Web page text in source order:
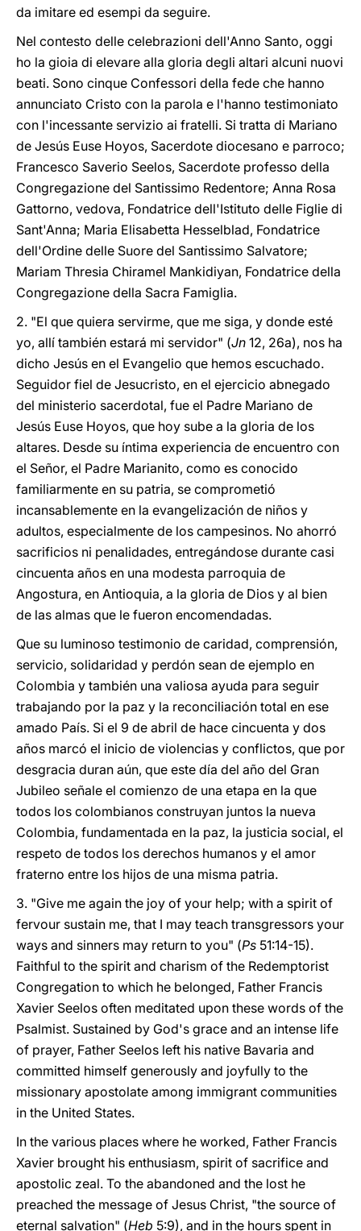
da imitare ed esempi da seguire.
Nel contesto delle celebrazioni dell'Anno Santo, oggi
ho la gioia di elevare alla gloria degli altari alcuni nuovi
beati. Sono cinque Confessori della fede che hanno
annunciato Cristo con la parola e l'hanno testimoniato
con l'incessante servizio ai fratelli. Si tratta di Mariano
de Jesús Euse Hoyos, Sacerdote diocesano e parroco;
Francesco Saverio Seelos, Sacerdote professo della
Congregazione del Santissimo Redentore; Anna Rosa
Gattorno, vedova, Fondatrice dell'Istituto delle Figlie di
Sant'Anna; Maria Elisabetta Hesselblad, Fondatrice
dell'Ordine delle Suore del Santissimo Salvatore;
Mariam Thresia Chiramel Mankidiyan, Fondatrice della
Congregazione della Sacra Famiglia.
2. "El que quiera servirme, que me siga, y donde esté
yo, allí también estará mi servidor" (Jn 12, 26a), nos ha
dicho Jesús en el Evangelio que hemos escuchado.
Seguidor fiel de Jesucristo, en el ejercicio abnegado
del ministerio sacerdotal, fue el Padre Mariano de
Jesús Euse Hoyos, que hoy sube a la gloria de los
altares. Desde su íntima experiencia de encuentro con
el Señor, el Padre Marianito, como es conocido
familiarmente en su patria, se comprometió
incansablemente en la evangelización de niños y
adultos, especialmente de los campesinos. No ahorró
sacrificios ni penalidades, entregándose durante casi
cincuenta años en una modesta parroquia de
Angostura, en Antioquia, a la gloria de Dios y al bien
de las almas que le fueron encomendadas.
Que su luminoso testimonio de caridad, comprensión,
servicio, solidaridad y perdón sean de ejemplo en
Colombia y también una valiosa ayuda para seguir
trabajando por la paz y la reconciliación total en ese
amado País. Si el 9 de abril de hace cincuenta y dos
años marcó el inicio de violencias y conflictos, que por
desgracia duran aún, que este día del año del Gran
Jubileo señale el comienzo de una etapa en la que
todos los colombianos construyan juntos la nueva
Colombia, fundamentada en la paz, la justicia social, el
respeto de todos los derechos humanos y el amor
fraterno entre los hijos de una misma patria.
3. "Give me again the joy of your help; with a spirit of
fervour sustain me, that I may teach transgressors your
ways and sinners may return to you" (Ps 51:14-15).
Faithful to the spirit and charism of the Redemptorist
Congregation to which he belonged, Father Francis
Xavier Seelos often meditated upon these words of the
Psalmist. Sustained by God's grace and an intense life
of prayer, Father Seelos left his native Bavaria and
committed himself generously and joyfully to the
missionary apostolate among immigrant communities
in the United States.
In the various places where he worked, Father Francis
Xavier brought his enthusiasm, spirit of sacrifice and
apostolic zeal. To the abandoned and the lost he
preached the message of Jesus Christ, "the source of
eternal salvation" (Heb 5:9), and in the hours spent in